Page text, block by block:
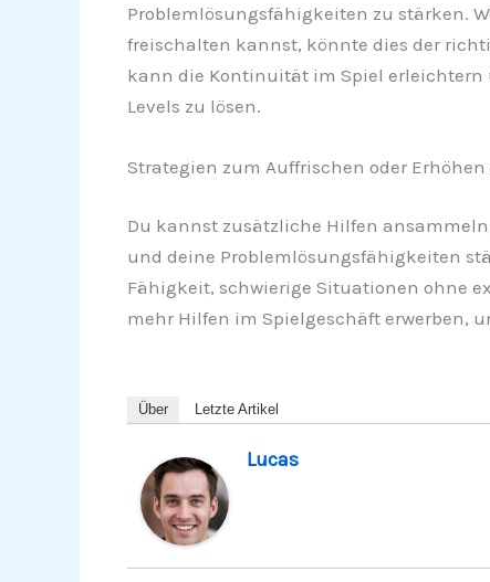
Problemlösungsfähigkeiten zu stärken.
freischalten kannst, könnte dies der
kann die Kontinuität im Spiel erleichtern
Levels zu lösen.
Strategien zum Auffrischen oder
Du kannst zusätzliche Hilfen
und deine Problemlösungsfähigkeiten
Fähigkeit, schwierige Situationen ohne
mehr Hilfen im Spielgeschäft erwerben,
Über Letzte Artikel
Lucas